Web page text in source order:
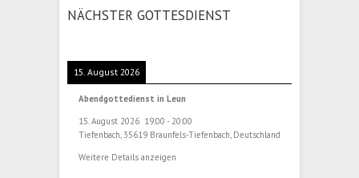
NÄCHSTER GOTTESDIENST
15. August 2026
Abendgottedienst in Leun
15. August 2026 19:00 - 20:00
Tiefenbach, 35619 Braunfels-Tiefenbach, Deutschland
Weitere Details anzeigen